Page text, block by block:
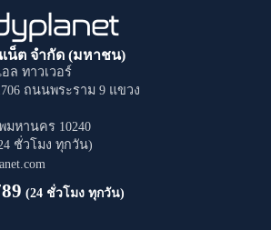
น็ต จำกัด (มหาชน)
ล ทาวเวอร์
ถนนพระราม 9 แขวง
มหานคร 10240
ชั่วโมง ทุกวัน)
(24 ชั่วโมง ทุกวัน)